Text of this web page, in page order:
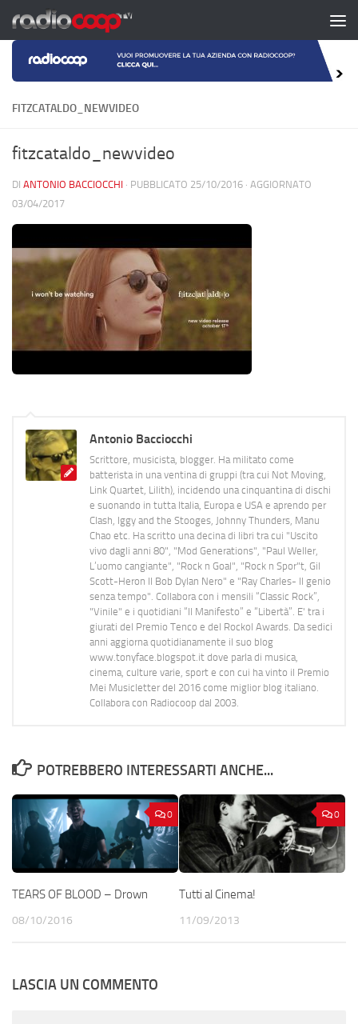
Salta al contenuto
FITZCATALDO_NEWVIDEO
fitzcataldo_newvideo
DI ANTONIO BACCIOCCHI · PUBBLICATO 25/10/2016 · AGGIORNATO
03/04/2017
Antonio Bacciocchi
Scrittore, musicista, blogger. Ha militato come
batterista in una ventina di gruppi (tra cui Not Moving,
Link Quartet, Lilith), incidendo una cinquantina di dischi
e suonando in tutta Italia, Europa e USA e aprendo per
Clash, Iggy and the Stooges, Johnny Thunders, Manu
Chao etc. Ha scritto una decina di libri tra cui "Uscito
vivo dagli anni 80", "Mod Generations", "Paul Weller,
L’uomo cangiante", "Rock n Goal", "Rock n Spor"t, Gil
Scott-Heron Il Bob Dylan Nero" e "Ray Charles- Il genio
senza tempo". Collabora con i mensili “Classic Rock”,
"Vinile" e i quotidiani “Il Manifesto” e “Libertà”. E' tra i
giurati del Premio Tenco e del Rockol Awards. Da sedici
anni aggiorna quotidianamente il suo blog
www.tonyface.blogspot.it dove parla di musica,
cinema, culture varie, sport e con cui ha vinto il Premio
Mei Musicletter del 2016 come miglior blog italiano.
Collabora con Radiocoop dal 2003.
POTREBBERO INTERESSARTI ANCHE...
0
TEARS OF BLOOD – Drown
08/10/2016
0
Tutti al Cinema!
11/09/2013
LASCIA UN COMMENTO